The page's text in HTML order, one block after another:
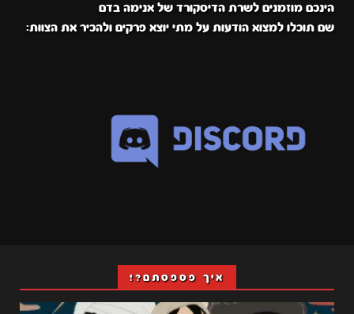
הינכם מוזמנים לשרת הדיסקורד של אנימה בדם
שם תוכלו למצוא הודעות על מתי יוצא פרקים ולהכיר את הצוות:
איך פספסתם?!